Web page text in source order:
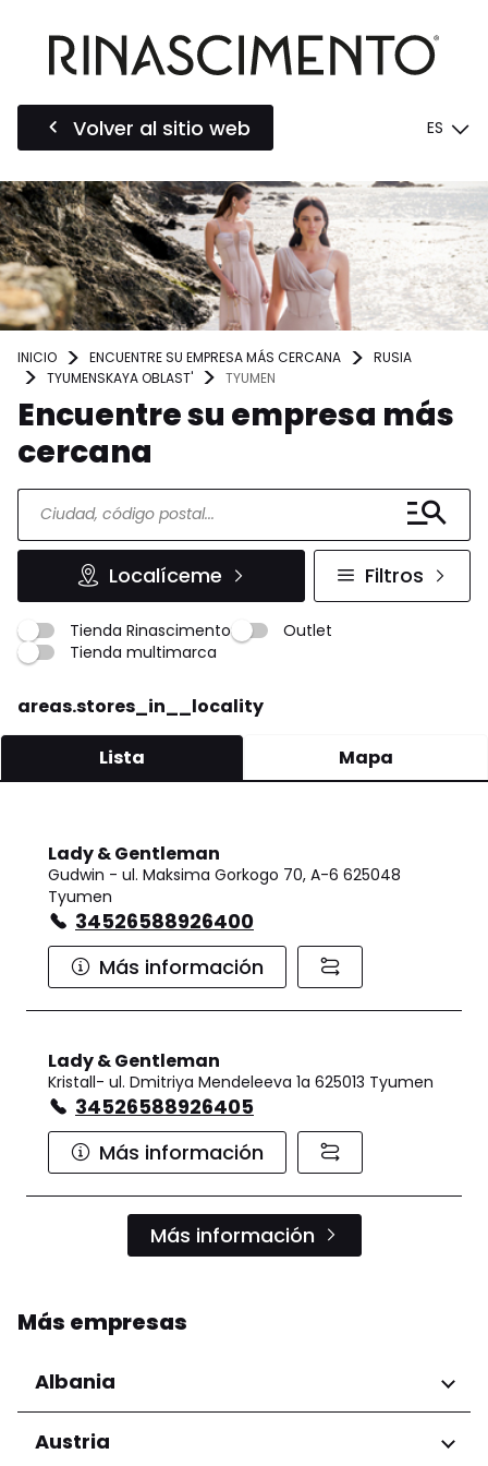
Volver al sitio web ES
INICIO ENCUENTRE SU EMPRESA MÁS CERCANA
RUSIA
TYUMENSKAYA OBLAST'
TYUMEN
Encuentre su empresa más
cercana
Localíceme Filtros
Tienda Rinascimento
Outlet
Tienda multimarca
areas.stores_in__locality
Lista Mapa
Lady & Gentleman
Gudwin - ul. Maksima Gorkogo 70, A-6 625048
Tyumen
34526588926400
Más información
Lady & Gentleman
Kristall- ul. Dmitriya Mendeleeva 1a 625013 Tyumen
34526588926405
Más información
Más información
Más empresas
Albania
Regiones
Austria